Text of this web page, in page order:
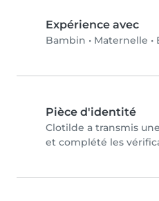
Expérience avec
Bambin • Maternelle •
Pièce d'identité
Clotilde a transmis
et complété les